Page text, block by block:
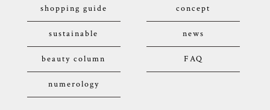
shopping guide concept
sustainable news
beauty column FAQ
numerology